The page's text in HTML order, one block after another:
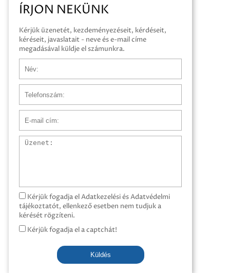
ÍRJON NEKÜNK
Kérjük üzenetét, kezdeményezéseit, kérdéseit,
kéréseit, javaslatait - neve és e-mail címe
megadásával küldje el számunkra.
Üzenet
Kérjük fogadja el Adatkezelési és Adatvédelmi
tájékoztatót, ellenkező esetben nem tudjuk a
kérését rögzíteni.
Kérjük fogadja el a captchát!
Küldés